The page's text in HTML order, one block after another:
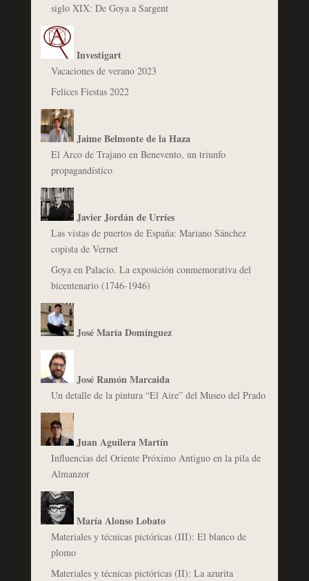
siglo XIX: De Goya a Sargent
Investigart
Vacaciones de verano 2023
Felices Fiestas 2022
Jaime Belmonte de la Haza
El Arco de Trajano en Benevento, un triunfo
propagandístico
Javier Jordán de Urríes
Las vistas de puertos de España: Mariano Sánchez
copista de Vernet
Goya en Palacio. La exposición conmemorativa del
bicentenario (1746-1946)
José María Domínguez
José Ramón Marcaida
Un detalle de la pintura “El Aire” del Museo del Prado
Juan Aguilera Martín
Influencias del Oriente Próximo Antiguo en la pila de
Almanzor
María Alonso Lobato
Materiales y técnicas pictóricas (III): El blanco de
plomo
Materiales y técnicas pictóricas (II): La azurita